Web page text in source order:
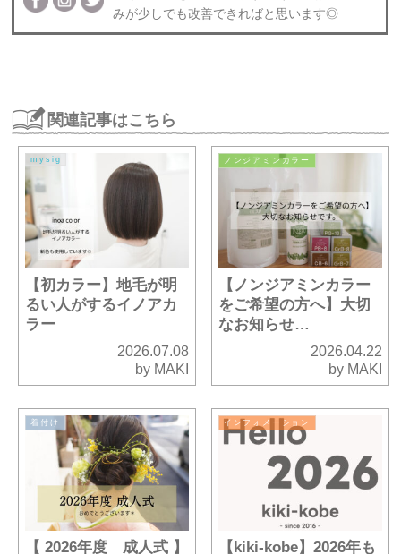
みが少しでも改善できればと思います◎
関連記事はこちら
mysig
【初カラー】地毛が明
るい人がするイノアカ
ラー
2026.07.08
by MAKI
ノンジアミンカラー
【ノンジアミンカラー
をご希望の方へ】大切
なお知らせ…
2026.04.22
by MAKI
着付け
【 2026年度 成人式 】
インフォメーション
【kiki-kobe】2026年も